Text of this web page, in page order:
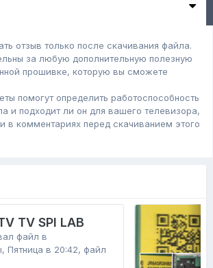
отзыв только после скачивания файла.
за любую дополнительную полезную
прошивке, которую вы сможете
помогут определить работоспособность
и подходит ли он для вашего телевизора,
в комментариях перед скачиванием этого
TV SPI LAB
файл в
, Пятница в 20:42, файл